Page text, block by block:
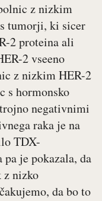
z nizkim
tumorji, ki sicer
2 proteina ali
2 vseeno
z nizkim HER-2
s hormonsko
negativnimi
raka je na
TDX-
je pokazala, da
z nizko
da bo to